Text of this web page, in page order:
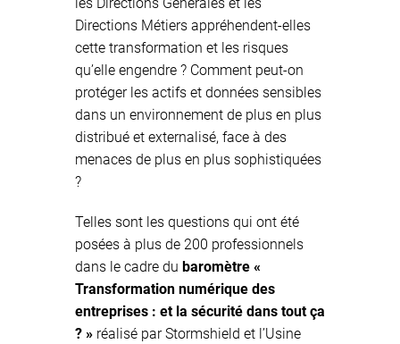
Directions Métiers appréhendent-elles
cette transformation et les risques
qu’elle engendre ? Comment peut-on
protéger les actifs et données sensibles
dans un environnement de plus en plus
distribué et externalisé, face à des
menaces de plus en plus sophistiquées
?
Telles sont les questions qui ont été
posées à plus de 200 professionnels
dans le cadre du baromètre «
Transformation numérique des
entreprises : et la sécurité dans tout ça
? » réalisé par Stormshield et l’Usine